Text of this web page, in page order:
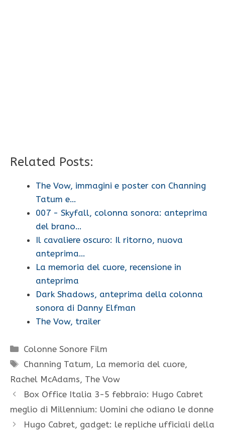
Related Posts:
The Vow, immagini e poster con Channing
Tatum e…
007 - Skyfall, colonna sonora: anteprima
del brano…
Il cavaliere oscuro: Il ritorno, nuova
anteprima…
La memoria del cuore, recensione in
anteprima
Dark Shadows, anteprima della colonna
sonora di Danny Elfman
The Vow, trailer
Categorie
Colonne Sonore Film
Tag
Channing Tatum, La memoria del cuore,
Rachel McAdams, The Vow
Box Office Italia 3-5 febbraio: Hugo Cabret
meglio di Millennium: Uomini che odiano le donne
Hugo Cabret, gadget: le repliche ufficiali della